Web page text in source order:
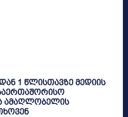
1 წლისთავზე მედიის
ამაღლობელის